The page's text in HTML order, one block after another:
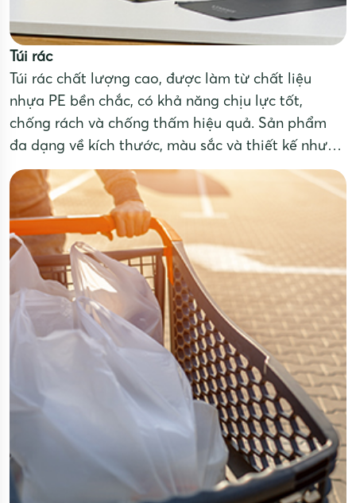
Túi rác
Túi rác chất lượng cao, được làm từ chất liệu
nhựa PE bền chắc, có khả năng chịu lực tốt,
chống rách và chống thấm hiệu quả. Sản phẩm
đa dạng về kích thước, màu sắc và thiết kế như
túi rút dây, túi cuộn, phù hợp với mọi nhu cầu sử
dụng từ gia đình, văn phòng đến các khu công
nghiệp.